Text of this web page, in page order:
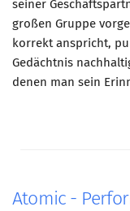
seiner
großen Gruppe
korrekt anspricht,
Gedächtnis
denen man sein
Atomic -